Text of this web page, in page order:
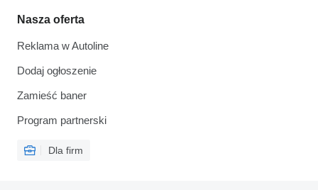
Nasza oferta
Reklama w Autoline
Dodaj ogłoszenie
Zamieść baner
Program partnerski
Dla firm